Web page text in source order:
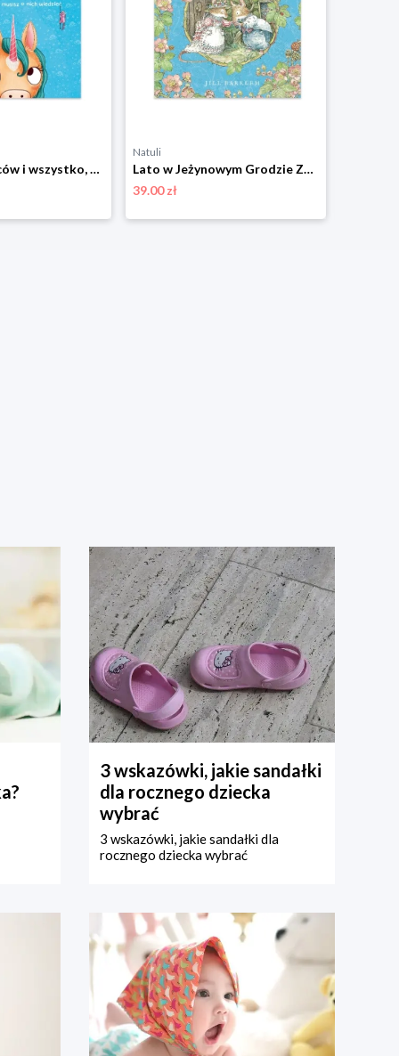
101 jednorożców i wszystko, co musisz o nich wiedzieć Znak emotikon
Natuli
Lato w Jeżynowym Grodzie Znak emotikon
39.00 zł
3 wskazówki, jakie sandałki
dla rocznego dziecka
wybrać
3 wskazówki, jakie sandałki dla
rocznego dziecka wybrać